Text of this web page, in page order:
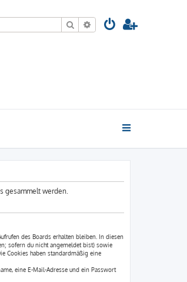
Suche Erweiterte Suche
gesammelt werden.
des Boards erhalten bleiben. In diesen
sofern du nicht angemeldet bist) sowie
Cookies haben standardmäßig eine
eine E-Mail-Adresse und ein Passwort